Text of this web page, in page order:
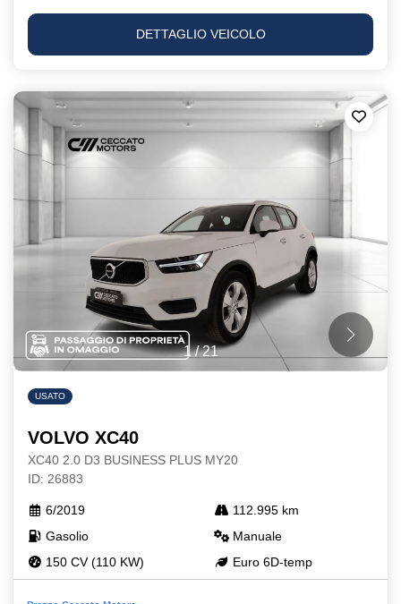
DETTAGLIO VEICOLO
1/21
USATO
VOLVO XC40
XC40 2.0 D3 BUSINESS PLUS MY20
ID: 26883
6/2019
112.995 km
Gasolio
Manuale
150 CV (110 KW)
Euro 6D-temp